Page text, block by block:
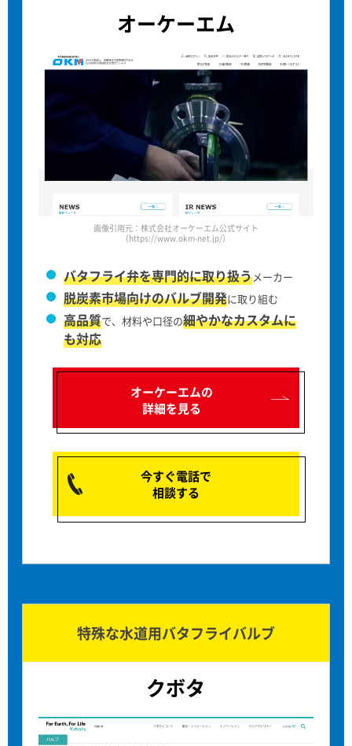
オーケーエム
画像引用元：株式会社オーケーエム公式サイト
（https://www.okm-net.jp/）
バタフライ弁を専門的に取り扱うメーカー
脱炭素市場向けのバルブ開発に取り組む
高品質で、材料や口径の細やかなカスタムに
も対応
オーケーエムの
詳細を見る
今すぐ電話で
相談する
特殊な水道用バタフライバルブ
クボタ